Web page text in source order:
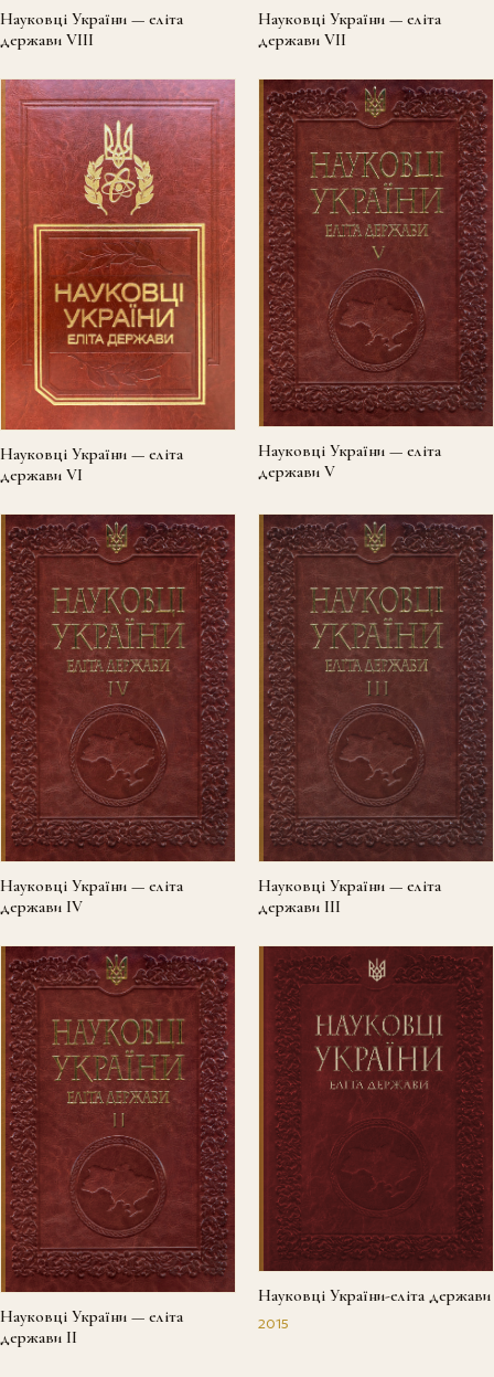
Науковці України — еліта
держави VIII
Науковці України — еліта
держави VII
Науковці України — еліта
держави VI
Науковці України — еліта
держави V
Науковці України — еліта
держави IV
Науковці України — еліта
держави III
Науковці України — еліта
держави II
Науковці України-еліта держави
2015